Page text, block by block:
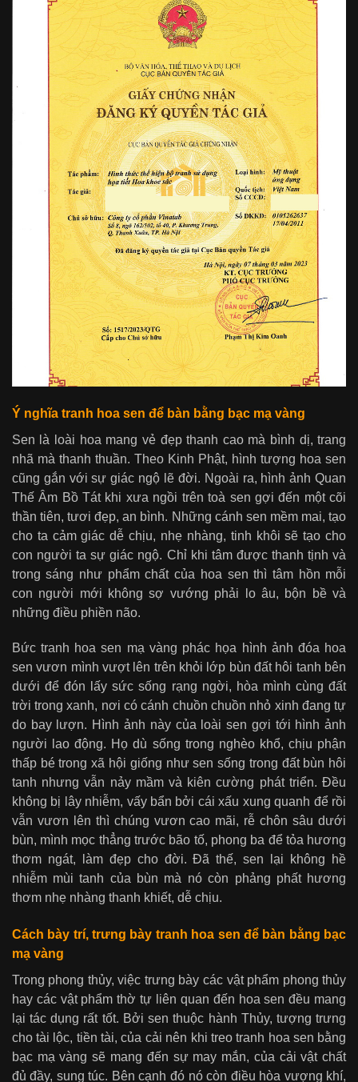
Ý nghĩa tranh hoa sen để bàn bằng bạc mạ vàng
Sen là loài hoa mang vẻ đẹp thanh cao mà bình dị, trang
nhã mà thanh thuần. Theo Kinh Phật, hình tượng hoa sen
cũng gắn với sự giác ngộ lẽ đời. Ngoài ra, hình ảnh Quan
Thế Âm Bồ Tát khi xưa ngồi trên toà sen gợi đến một cõi
thần tiên, tươi đẹp, an bình. Những cánh sen mềm mai, tạo
cho ta cảm giác dễ chịu, nhẹ nhàng, tinh khôi sẽ tạo cho
con người ta sự giác ngộ. Chỉ khi tâm được thanh tịnh và
trong sáng như phẩm chất của hoa sen thì tâm hồn mỗi
con người mới không sợ vướng phải lo âu, bộn bề và
những điều phiền não.
Bức tranh hoa sen mạ vàng phác họa hình ảnh đóa hoa
sen vươn mình vượt lên trên khỏi lớp bùn đất hôi tanh bên
dưới để đón lấy sức sống rạng ngời, hòa mình cùng đất
trời trong xanh, nơi có cánh chuồn chuồn nhỏ xinh đang tự
do bay lượn. Hình ảnh này của loài sen gợi tới hình ảnh
người lao động. Họ dù sống trong nghèo khổ, chịu phận
thấp bé trong xã hội giống như sen sống trong đất bùn hôi
tanh nhưng vẫn nảy mầm và kiên cường phát triển. Đều
không bị lây nhiễm, vấy bẩn bởi cái xấu xung quanh để rồi
vẫn vươn lên thì chúng vươn cao mãi, rễ chôn sâu dưới
bùn, mình mọc thẳng trước bão tố, phong ba để tỏa hương
thơm ngát, làm đẹp cho đời. Đã thế, sen lại không hề
nhiễm mùi tanh của bùn mà nó còn phảng phất hương
thơm nhẹ nhàng thanh khiết, dễ chịu.
Cách bày trí, trưng bày tranh hoa sen để bàn bằng bạc
mạ vàng
Trong phong thủy, việc trưng bày các vật phẩm phong thủy
hay các vật phẩm thờ tự liên quan đến hoa sen đều mang
lại tác dụng rất tốt. Bởi sen thuộc hành Thủy, tượng trưng
cho tài lộc, tiền tài, của cải nên khi treo tranh hoa sen bằng
bạc mạ vàng sẽ mang đến sự may mắn, của cải vật chất
đủ đầy, sung túc. Bên cạnh đó nó còn điều hòa vượng khí,